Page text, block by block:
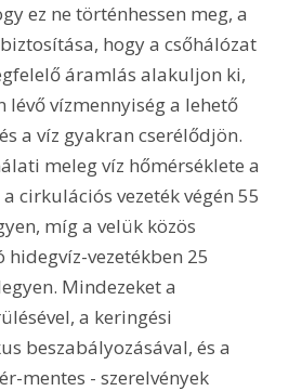
ez ne történhessen meg, a
hogy a csőhálózat
áramlás alakuljon ki,
lévő vízmennyiség a lehető
a víz gyakran cserélődjön.
meleg víz hőmérséklete a
cirkulációs vezeték végén 55
míg a velük közös
vezetékben 25
Mindezeket a
a keringési
beszabályozásával, és a
mentes - szerelvények